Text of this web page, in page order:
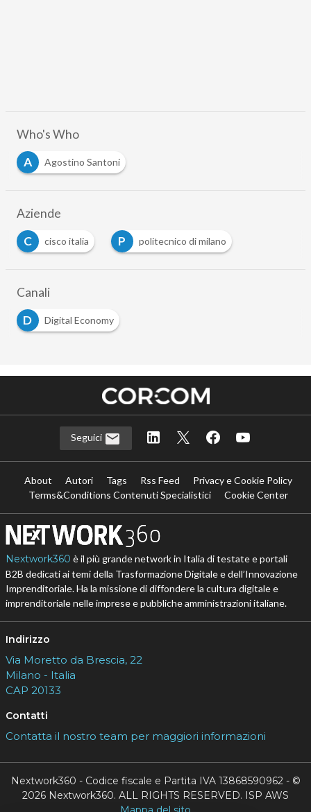
Who's Who
A
Agostino Santoni
Aziende
C
cisco italia P politecnico di milano
Canali
D
Digital Economy
Seguici
About Autori Tags Rss Feed
Privacy e Cookie Policy
Terms&Conditions Contenuti Specialistici
Cookie Center
Nextwork360 è il più grande network in Italia di testate e portali
B2B dedicati ai temi della Trasformazione Digitale e dell’Innovazione
Imprenditoriale. Ha la missione di diffondere la cultura digitale e
imprenditoriale nelle imprese e pubbliche amministrazioni italiane.
Indirizzo
Via Moretto da Brescia, 22
Milano - Italia
CAP 20133
Contatti
Contatta il nostro team per maggiori informazioni
Nextwork360 - Codice fiscale e Partita IVA 13868590962 - ©
2026 Nextwork360. ALL RIGHTS RESERVED. ISP AWS